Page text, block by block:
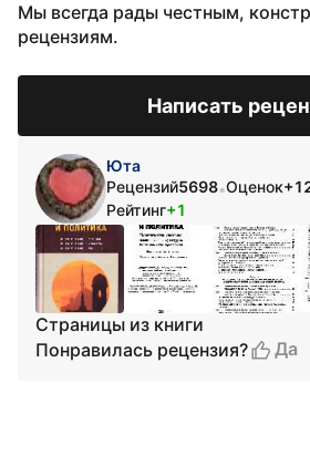
Мы всегда рады честным,
рецензиям.
Написать
Юта
Рецензий5698•Оценок
Рейтинг+1
Страницы из книги
Понравилась рецензия?
Да